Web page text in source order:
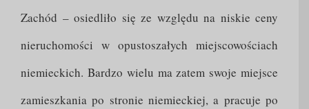
Zachód – osiedliło się ze względu na niskie ceny
nieruchomości w opustoszałych miejscowościach
niemieckich. Bardzo wielu ma zatem swoje miejsce
zamieszkania po stronie niemieckiej, a pracuje po